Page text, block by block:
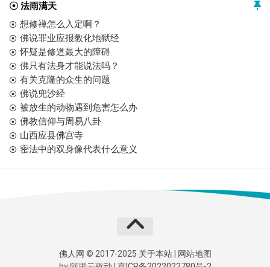
☉ 法雨满天
想修禅怎么入定啊？
佛说罪业应报教化地狱经
怀疑是修道最大的障碍
佛只有法身才能说法吗？
有关克隆的众生的问题
佛说兜沙经
被放生的动物遇到危害怎么办
佛教信仰与周易八卦
山西应县佛宫寺
密法中的双身像代表什么意义
佛人网 © 2017-2025 关于本站|
网站地图